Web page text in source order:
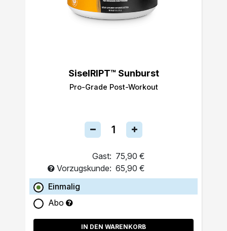
SiselRIPT™ Sunburst
Pro-Grade Post-Workout
Gast: 75,90 €
Vorzugskunde: 65,90 €
Einmalig
Abo
IN DEN WARENKORB